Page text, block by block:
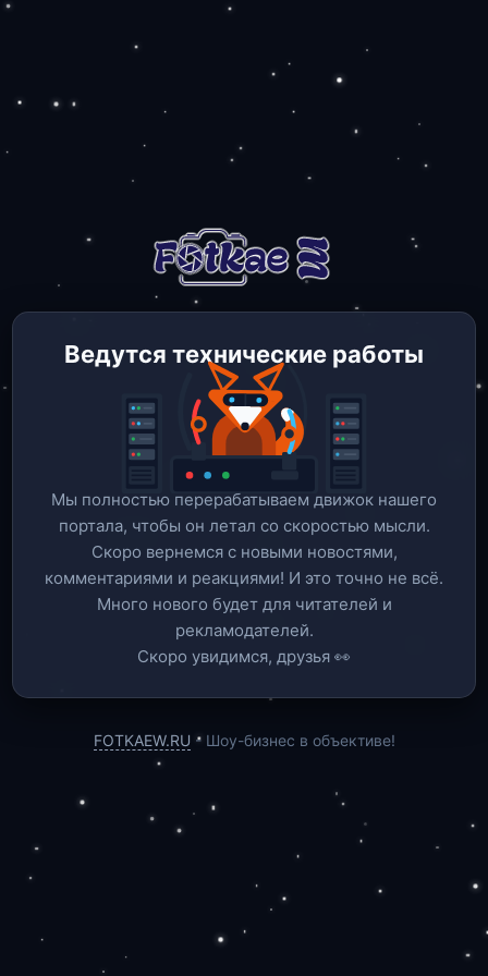
Ведутся технические работы
Мы полностью перерабатываем движок нашего
портала, чтобы он летал со скоростью мысли.
Скоро вернемся c новыми новостями,
комментариями и реакциями! И это точно не всё.
Много нового будет для читателей и
рекламодателей.
Скоро увидимся, друзья 👀
FOTKAEW.RU - Шоу-бизнес в объективе!